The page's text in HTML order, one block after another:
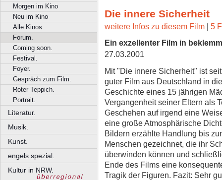
Morgen im Kino
Neu im Kino
Alle Kinos.
Forum.
Coming soon.
Festival.
Foyer.
Gespräch zum Film.
Roter Teppich.
Portrait.
Literatur.
Musik.
Kunst.
engels spezial.
Kultur in NRW.
Die innere Sicherheit
weitere Infos zu diesem Film | 5
Ein exzellenter Film in
27.03.2001
Mit "Die innere Sicherheit" ist
guter Film aus Deutschland in
Geschichte eines 15 jährigen
Vergangenheit seiner Eltern als
Geschehen auf irgend eine
eine große Atmosphärische
Bildern erzählte Handlung bis
Menschen gezeichnet, die ihr
überwinden können und
Ende des Films eine
Tragik der Figuren. Fazit: Sehr